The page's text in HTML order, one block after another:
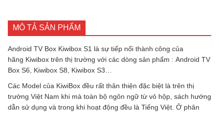
MÔ TẢ SẢN PHẨM
Android TV Box Kiwibox S1 là sự tiếp nối thành công của
hãng Kiwibox trên thị trường với các dòng sản phẩm : Android TV
Box S6, Kiwibox S8, Kiwibox S3…
Các Model của KiwiBox đều rất thân thiện đặc biệt là trên thị
trường Việt Nam khi mà toàn bộ ngôn ngữ từ vỏ hộp, sách hướng
dẫn sử dụng và trong khi hoạt động đều là Tiếng Việt. Ở phân